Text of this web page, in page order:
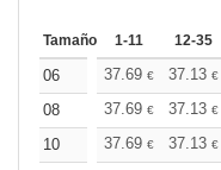
Tamaño 1-11 12-35
06 37.69 € 37.13 €
08
37.69 € 37.13 €
10
37.69 € 37.13 €